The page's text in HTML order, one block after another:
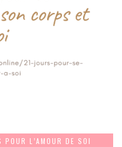
L’AMOUR DE SOI